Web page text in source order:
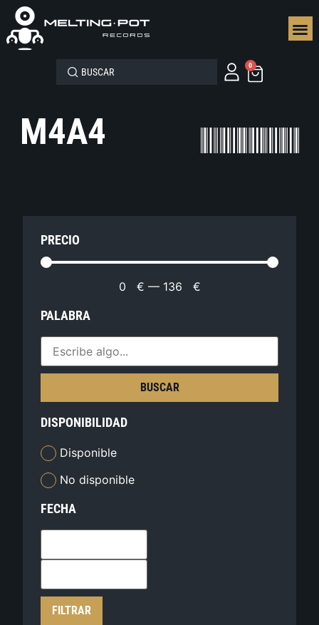
0
M4A4
PRECIO
0 € — 136 €
PALABRA
BUSCAR
DISPONIBILIDAD
Disponible
No disponible
FECHA
FILTRAR